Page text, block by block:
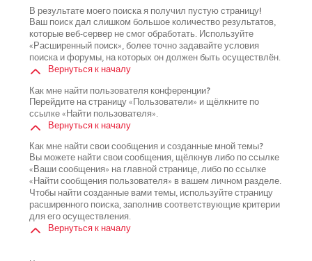
В результате моего поиска я получил пустую страницу!
Ваш поиск дал слишком большое количество результатов,
которые веб-сервер не смог обработать. Используйте
«Расширенный поиск», более точно задавайте условия
поиска и форумы, на которых он должен быть осуществлён.
Вернуться к началу
Как мне найти пользователя конференции?
Перейдите на страницу «Пользователи» и щёлкните по
ссылке «Найти пользователя».
Вернуться к началу
Как мне найти свои сообщения и созданные мной темы?
Вы можете найти свои сообщения, щёлкнув либо по ссылке
«Ваши сообщения» на главной странице, либо по ссылке
«Найти сообщения пользователя» в вашем личном разделе.
Чтобы найти созданные вами темы, используйте страницу
расширенного поиска, заполнив соответствующие критерии
для его осуществления.
Вернуться к началу